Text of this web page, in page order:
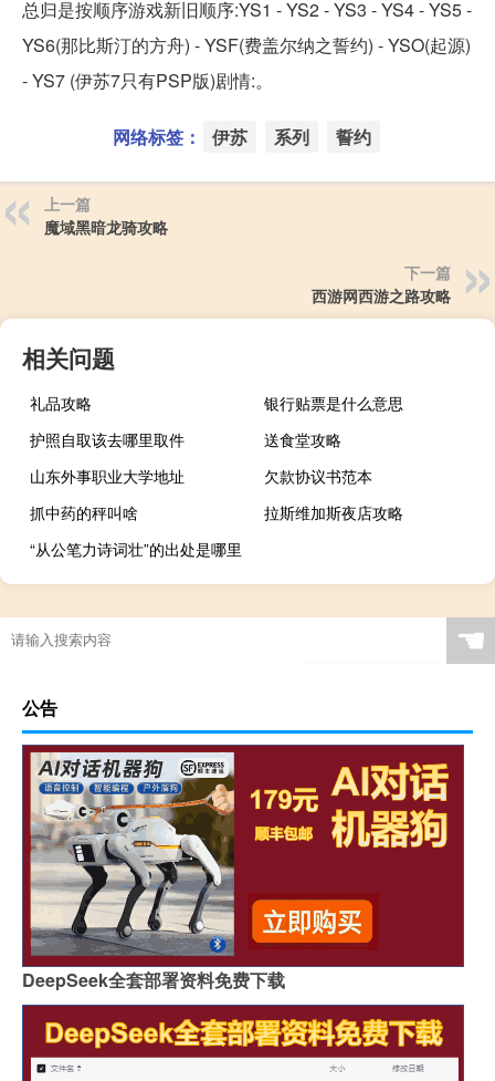
总归是按顺序游戏新旧顺序:YS1 - YS2 - YS3 - YS4 - YS5 -
YS6(那比斯汀的方舟) - YSF(费盖尔纳之誓约) - YSO(起源)
- YS7 (伊苏7只有PSP版)剧情:。
网络标签： 伊苏 系列 誓约
上一篇
魔域黑暗龙骑攻略
下一篇
西游网西游之路攻略
相关问题
礼品攻略
银行贴票是什么意思
护照自取该去哪里取件
送食堂攻略
山东外事职业大学地址
欠款协议书范本
抓中药的秤叫啥
拉斯维加斯夜店攻略
“从公笔力诗词壮”的出处是哪里
☚
公告
DeepSeek全套部署资料免费下载